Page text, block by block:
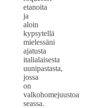
etanoita
ja
aloin
kypsytellä
mielessäni
ajatusta
italialaisesta
uunipastasta,
jossa
on
valkohomejuustoa
seassa.